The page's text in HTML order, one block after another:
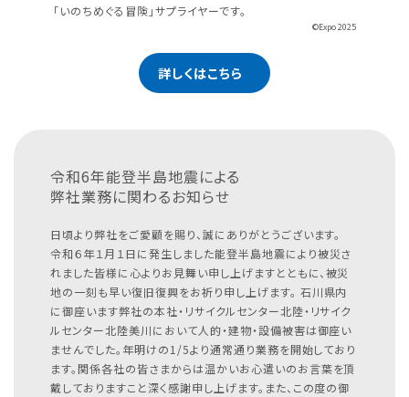
「いのちめぐる冒険」サプライヤーです。
©Expo 2025
詳しくはこちら
令和6年能登半島地震による
弊社業務に関わるお知らせ
日頃より弊社をご愛顧を賜り、誠にありがとうございます。
令和６年１月１日に発生しました能登半島地震により被災さ
れました皆様に心よりお見舞い申し上げますとともに、被災
地の一刻も早い復旧復興をお祈り申し上げます。 石川県内
に御座います弊社の本社・リサイクルセンター北陸・リサイク
ルセンター北陸美川において人的・建物・設備被害は御座い
ませんでした。年明けの1/5より通常通り業務を開始しており
ます。関係各社の皆さまからは温かいお心遣いのお言葉を頂
戴しておりますこと深く感謝申し上げます。また、この度の御